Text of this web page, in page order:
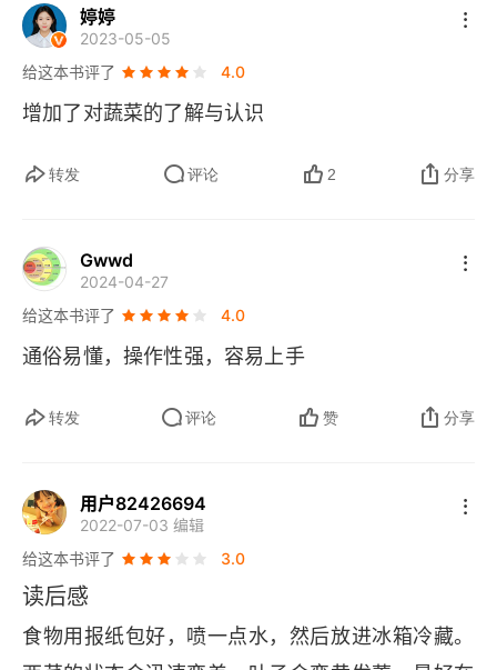
蔬菜的世界 番茄的人气
番茄
水芹
竹笋
西芹
豆瓣菜
内田式烹饪法8 不嫌苦不嫌累
生菜
芦笋
婷婷
2023-05-05
给这本书评了
4.0
增加了对蔬菜的了解与认识
转发 评论 2 分享
Gwwd
2024-04-27
给这本书评了
4.0
通俗易懂，操作性强，容易上手
转发 评论 赞 分享
用户82426694
2022-07-03 编辑
给这本书评了
3.0
读后感
食物用报纸包好，喷一点水，然后放进冰箱冷藏。